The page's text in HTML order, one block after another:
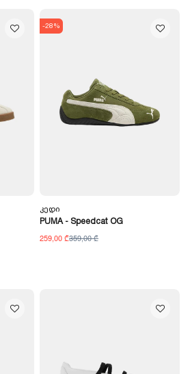
-28%
Კედი
PUMA - Speedcat OG
259,00 ₾359,00 ₾